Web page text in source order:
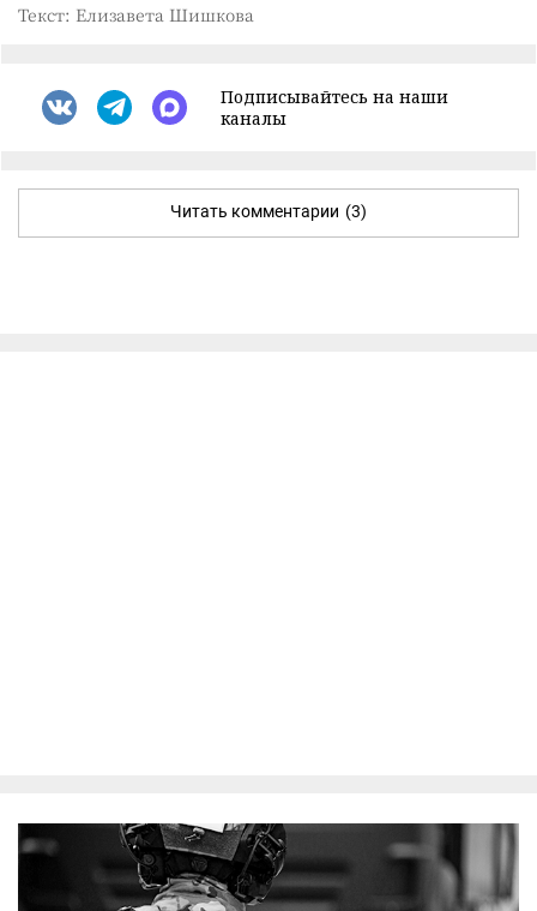
Текст: Елизавета Шишкова
Подписывайтесь на наши
каналы
Читать комментарии (3)